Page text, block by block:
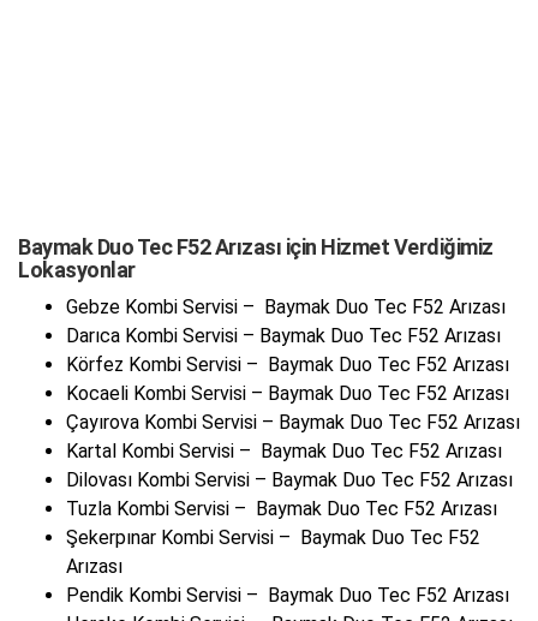
Baymak Duo Tec F52 Arızası için Hizmet Verdiğimiz
Lokasyonlar
Gebze Kombi Servisi – Baymak Duo Tec F52 Arızası
Darıca Kombi Servisi – Baymak Duo Tec F52 Arızası
Körfez Kombi Servisi – Baymak Duo Tec F52 Arızası
Kocaeli Kombi Servisi – Baymak Duo Tec F52 Arızası
Çayırova Kombi Servisi – Baymak Duo Tec F52 Arızası
Kartal Kombi Servisi – Baymak Duo Tec F52 Arızası
Dilovası Kombi Servisi – Baymak Duo Tec F52 Arızası
Tuzla Kombi Servisi – Baymak Duo Tec F52 Arızası
Şekerpınar Kombi Servisi – Baymak Duo Tec F52
Arızası
Pendik Kombi Servisi – Baymak Duo Tec F52 Arızası